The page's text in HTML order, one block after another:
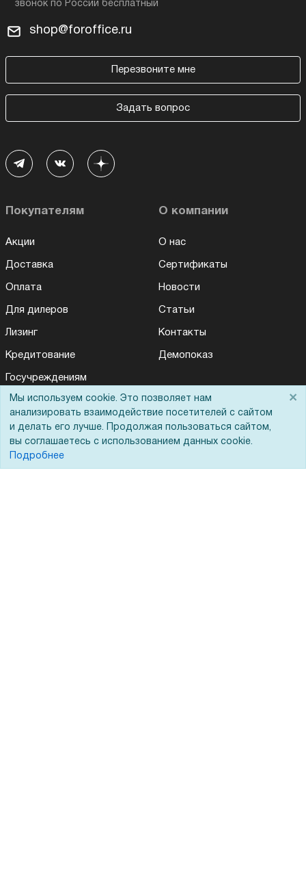
shop@foroffice.ru
Перезвоните мне
Задать вопрос
Покупателям
Акции
Доставка
Оплата
Для дилеров
Лизинг
Кредитование
Госучреждениям
Тендеры
Бренды
ЭДО
О компании
О нас
Сертификаты
Новости
Статьи
Контакты
Демопоказ
Мы используем cookie. Это позволяет нам
анализировать взаимодействие посетителей с сайтом
и делать его лучше. Продолжая пользоваться сайтом,
вы соглашаетесь с использованием данных cookie.
Подробнее
×